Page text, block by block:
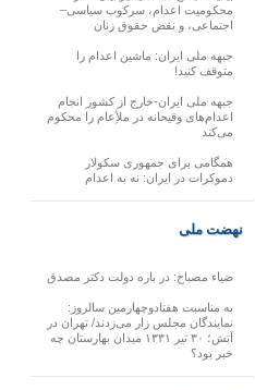
محکومیت اعدام، سرکوب سیاسی–
اجتماعی، و نقض حقوق زنان
جبهه ملی ایران: ماشین اعدام را
متوقف کنید!
جبهه ملی ایران-خارج از کشور انجام
اعدام‌های وقیحانه در ملأِعام را محکوم
می‌کند
همگامی برای جمهوری سکولار
دموکرات در ایران: نه به اعدام
نهضت ملی
ضیاء مصباح: در باره دولت دکتر مصدق
به مناسبت هفتادوچهارمین سالروز:
نمایندگان مجلس زار می‌زدند/ تهران در
آتش؛ ۳۰ تیر ۱۳۳۱ میدان بهارستان چه
خبر بود؟